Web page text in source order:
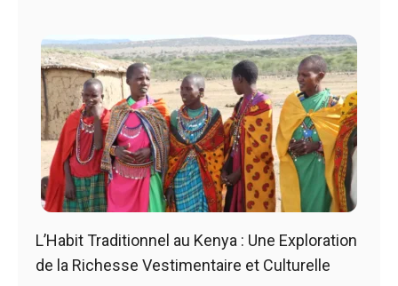
L’Habit Traditionnel au Kenya : Une Exploration
de la Richesse Vestimentaire et Culturelle